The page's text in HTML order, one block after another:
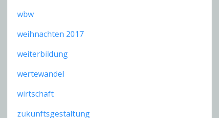
wbw
weihnachten 2017
weiterbildung
wertewandel
wirtschaft
zukunftsgestaltung